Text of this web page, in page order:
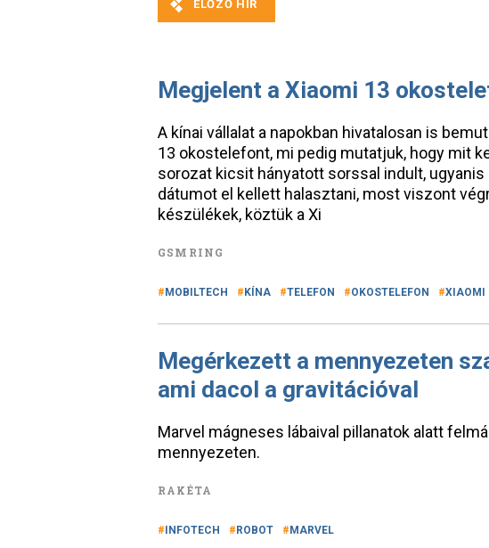
Megjelent a Xiaomi 13
A kínai vállalat a napokban hivatalosan is
13 okostelefont, mi pedig mutatjuk, hogy mit
sorozat kicsit hányatott sorssal indult,
dátumot el kellett halasztani, most viszont
készülékek, köztük a Xi
GSMRING
MOBILTECH KÍNA TELEFON OKOSTELEFON XIAOMI
Megérkezett a mennyezeten
ami dacol a gravitációval
Marvel mágneses lábaival pillanatok alatt
mennyezeten.
RAKÉTA
INFOTECH ROBOT MARVEL